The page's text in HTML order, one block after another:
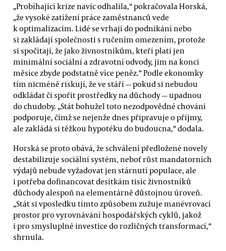
„Probíhající krize navíc odhalila,“ pokračovala Horská,
„že vysoké zatížení práce zaměstnanců vede
k optimalizacím. Lidé se vrhají do podnikání nebo
si zakládají společnosti s ručením omezením, protože
si spočítají, že jako živnostníkům, kteří platí jen
minimální sociální a zdravotní odvody, jim na konci
měsíce zbyde podstatně více peněz.“ Podle ekonomky
tím nicméně riskují, že ve stáří — pokud si nebudou
odkládat či spořit prostředky na důchody — upadnou
do chudoby. „Stát bohužel toto nezodpovědné chování
podporuje, čímž se nejenže dnes připravuje o příjmy,
ale zakládá si těžkou hypotéku do budoucna,“ dodala.
Horská se proto obává, že schválení předložené novely
destabilizuje sociální systém, neboť růst mandatorních
výdajů nebude vyžadovat jen stárnutí populace, ale
i potřeba dofinancovat desítkám tisíc živnostníků
důchody alespoň na elementárně důstojnou úroveň.
„Stát si vposledku tímto způsobem zužuje manévrovací
prostor pro vyrovnávání hospodářských cyklů, jakož
i pro smysluplné investice do rozličných transformací,“
shrnula.